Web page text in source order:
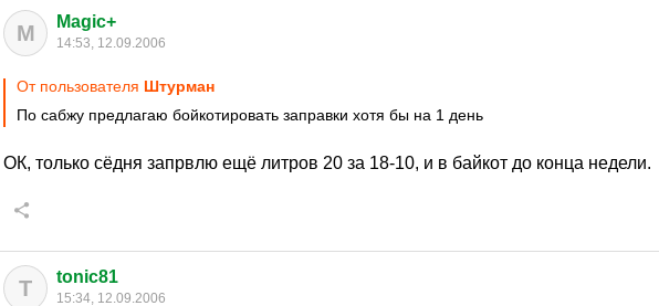
M Magic+
14:53, 12.09.2006
От пользователя Штурман
По сабжу предлагаю бойкотировать заправки хотя бы на 1 день
ОК, только сёдня запрвлю ещё литров 20 за 18-10, и в байкот до конца недели.
T tonic81
15:34, 12.09.2006